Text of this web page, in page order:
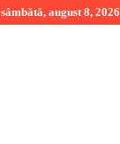
sâmbătă, august 8, 2026